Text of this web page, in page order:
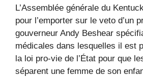
L’Assemblée générale du
pour l’emporter sur le veto d’un
gouverneur Andy Beshear
médicales dans lesquelles il est
la loi pro-vie de l’État pour que
séparent une femme de son